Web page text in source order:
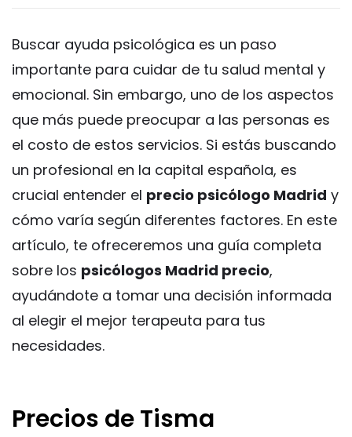
Buscar ayuda psicológica es un paso
importante para cuidar de tu salud mental y
emocional. Sin embargo, uno de los aspectos
que más puede preocupar a las personas es
el costo de estos servicios. Si estás buscando
un profesional en la capital española, es
crucial entender el precio psicólogo Madrid y
cómo varía según diferentes factores. En este
artículo, te ofreceremos una guía completa
sobre los psicólogos Madrid precio,
ayudándote a tomar una decisión informada
al elegir el mejor terapeuta para tus
necesidades.
Precios de Tisma